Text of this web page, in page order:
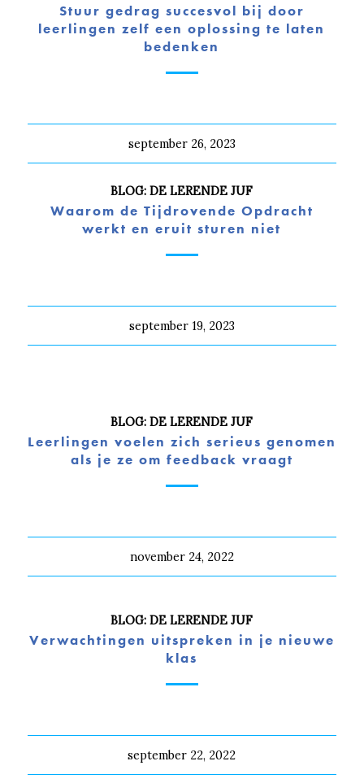
Stuur gedrag succesvol bij door
leerlingen zelf een oplossing te laten
bedenken
september 26, 2023
BLOG: DE LERENDE JUF
Waarom de Tijdrovende Opdracht
werkt en eruit sturen niet
september 19, 2023
BLOG: DE LERENDE JUF
Leerlingen voelen zich serieus genomen
als je ze om feedback vraagt
november 24, 2022
BLOG: DE LERENDE JUF
Verwachtingen uitspreken in je nieuwe
klas
september 22, 2022